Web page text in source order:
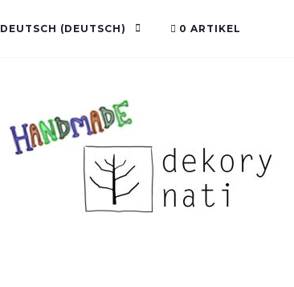
DEUTSCH (DEUTSCH) 0 ARTIKEL